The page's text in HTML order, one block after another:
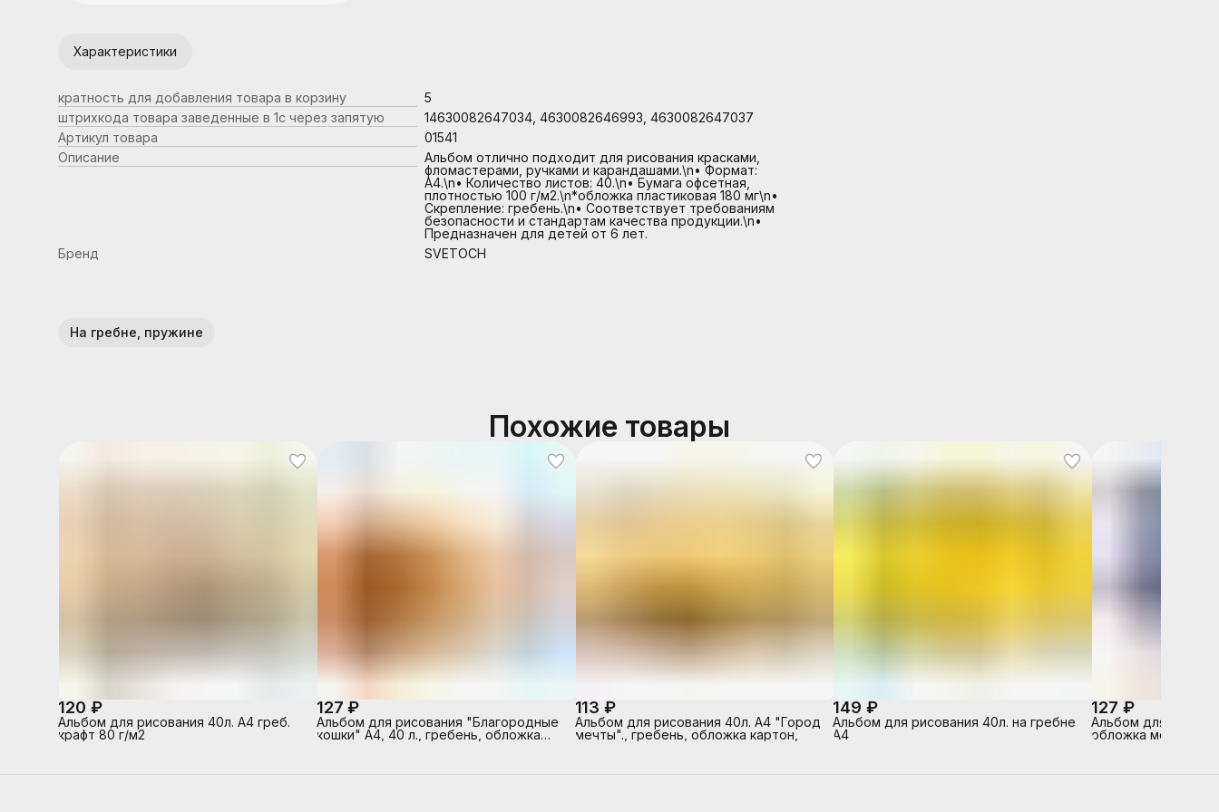
Характеристики
кратность для добавления товара в корзину
5
штрихкода товара заведенные в 1с через запятую
14630082647034, 4630082646993, 4630082647037
Артикул товара
01541
Описание
Альбом отлично подходит для рисования красками,
фломастерами, ручками и карандашами.\n• Формат:
А4.\n• Количество листов: 40.\n• Бумага офсетная,
плотностью 100 г/м2.\n*обложка пластиковая 180 мг\n•
Скрепление: гребень.\n• Соответствует требованиям
безопасности и стандартам качества продукции.\n•
Предназначен для детей от 6 лет.
Бренд
SVETOCH
На гребне, пружине
Похожие товары
120 ₽
Альбом для рисования 40л. А4 греб.
крафт 80 г/м2
127 ₽
Альбом для рисования "Благородные
кошки" А4, 40 л., гребень, обложка
113 ₽
Альбом для рисования 40л. А4 "Город
мечты"., гребень, обложка картон,
149 ₽
Альбом для рисования 40л. на гребне
А4
127 ₽
Альбом для
обложка